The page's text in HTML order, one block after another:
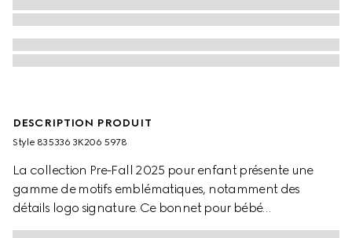
DESCRIPTION PRODUIT
Style ‎835336 3K206 5978
La collection Pre-Fall 2025 pour enfant présente une
gamme de motifs emblématiques, notamment des
détails logo signature. Ce bonnet pour bébé
confectionné en laine GG est agrémenté de finitions